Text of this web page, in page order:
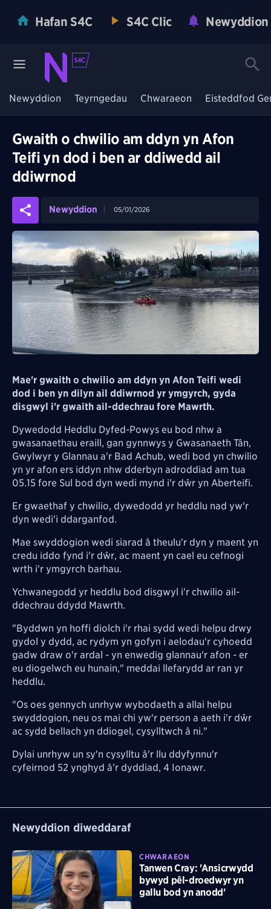
Hafan S4C S4C Clic Newyddion
Newyddion Teyrngedau Chwaraeon Eisteddfod
Gwaith o chwilio am ddyn yn Afon
Teifi yn dod i ben ar ddiwedd ail
ddiwrnod
Newyddion 05/01/2026
Mae'r gwaith o chwilio am ddyn yn Afon Teifi wedi
dod i ben yn dilyn ail ddiwrnod yr ymgyrch, gyda
disgwyl i'r gwaith ail-ddechrau fore Mawrth.
Dywedodd Heddlu Dyfed-Powys eu bod nhw a
gwasanaethau eraill, gan gynnwys y Gwasanaeth Tân,
Gwylwyr y Glannau a'r Bad Achub, wedi bod yn chwilio
yn yr afon ers iddyn nhw dderbyn adroddiad am tua
05.15 fore Sul bod dyn wedi mynd i'r dŵr yn Aberteifi.
Er gwaethaf y chwilio, dywedodd yr heddlu nad yw'r
dyn wedi'i ddarganfod.
Mae swyddogion wedi siarad â theulu'r dyn y maent yn
credu iddo fynd i'r dŵr, ac maent yn cael eu cefnogi
wrth i'r ymgyrch barhau.
Ychwanegodd yr heddlu bod disgwyl i'r chwilio ail-
ddechrau ddydd Mawrth.
"Byddwn yn hoffi diolch i'r rhai sydd wedi helpu drwy
gydol y dydd, ac rydym yn gofyn i aelodau'r cyhoedd
gadw draw o'r ardal - yn enwedig glannau'r afon - er
eu diogelwch eu hunain," meddai llefarydd ar ran yr
heddlu.
"Os oes gennych unrhyw wybodaeth a allai helpu
swyddogion, neu os mai chi yw'r person a aeth i'r dŵr
ac sydd bellach yn ddiogel, cysylltwch â ni."
Dylai unrhyw un sy'n cysylltu â'r llu ddyfynnu'r
cyfeirnod 52 ynghyd â’r dyddiad, 4 Ionawr.
Newyddion diweddaraf
CHWARAEON
Tanwen Cray: 'Ansicrwydd
bywyd pêl-droedwyr yn
gallu bod yn anodd'